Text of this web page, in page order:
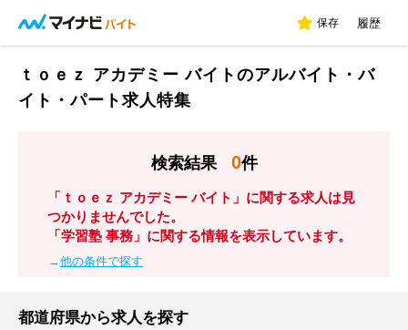
保存 履歴
ｔｏｅｚ アカデミー バイトのアルバイト・バ
イト・パート求人特集
検索結果 0件
「ｔｏｅｚ アカデミー バイト」に関する求人は見
つかりませんでした。
「学習塾 事務」に関する情報を表示しています。
→他の条件で探す
都道府県から求人を探す